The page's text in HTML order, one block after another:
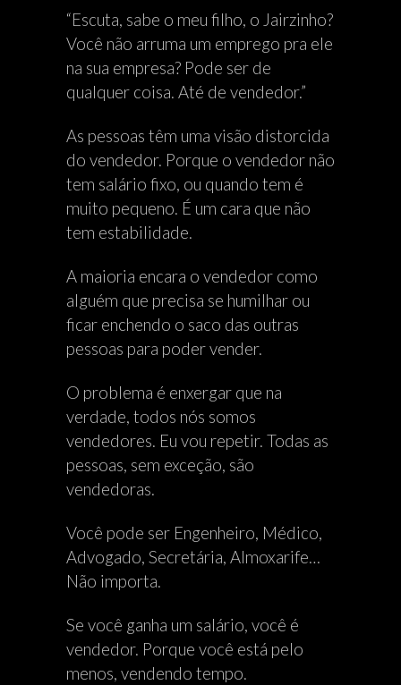
“Escuta, sabe o meu filho, o Jairzinho?
Você não arruma um emprego pra ele
na sua empresa? Pode ser de
qualquer coisa. Até de vendedor.”
As pessoas têm uma visão distorcida
do vendedor. Porque o vendedor não
tem salário fixo, ou quando tem é
muito pequeno. É um cara que não
tem estabilidade.
A maioria encara o vendedor como
alguém que precisa se humilhar ou
ficar enchendo o saco das outras
pessoas para poder vender.
O problema é enxergar que na
verdade, todos nós somos
vendedores. Eu vou repetir. Todas as
pessoas, sem exceção, são
vendedoras.
Você pode ser Engenheiro, Médico,
Advogado, Secretária, Almoxarife…
Não importa.
Se você ganha um salário, você é
vendedor. Porque você está pelo
menos, vendendo tempo.